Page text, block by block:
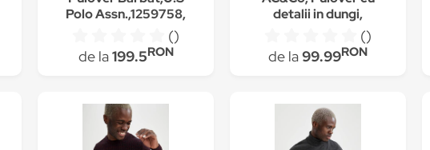
Polo Assn.,1259758,
()
de la199.5RON
detalii in dungi,
()
de la99.99RON